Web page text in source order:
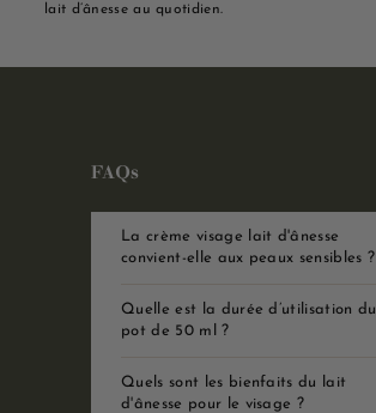
lait d’ânesse au quotidien.
FAQs
La crème visage lait d'ânesse
convient-elle aux peaux sensibles ?
Quelle est la durée d’utilisation du
pot de 50 ml ?
Quels sont les bienfaits du lait
d'ânesse pour le visage ?